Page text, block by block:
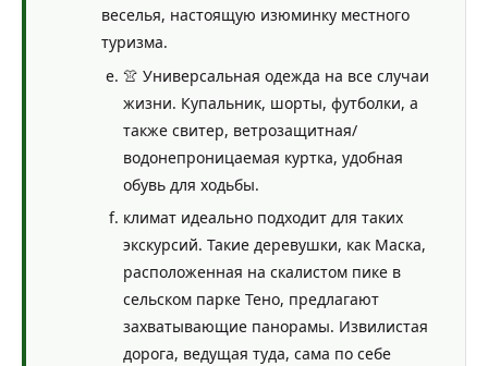
веселья, настоящую изюминку местного
туризма.
👚 Универсальная одежда на все случаи
жизни. Купальник, шорты, футболки, а
также свитер, ветрозащитная/
водонепроницаемая куртка, удобная
обувь для ходьбы.
климат идеально подходит для таких
экскурсий. Такие деревушки, как Маска,
расположенная на скалистом пике в
сельском парке Тено, предлагают
захватывающие панорамы. Извилистая
дорога, ведущая туда, сама по себе